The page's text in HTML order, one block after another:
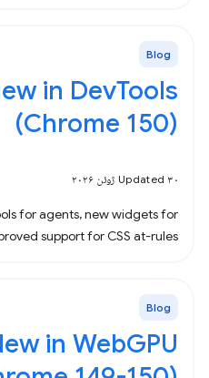
Blog
in DevTools
(Chrome 150)
Updated ۳۰ ژوئن ۲۰۲۶
for agents, new widgets for
support for CSS at-rules.
Blog
in WebGPU